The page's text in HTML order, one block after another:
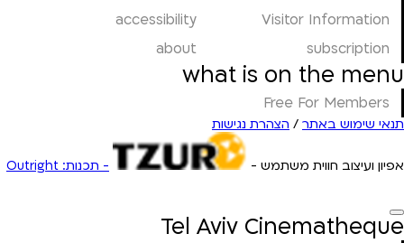
Visitor Information
accessibility
subscription
about
what is on the menu
Free For Members
תנאי שימוש באתר / הצהרת נגישות
אפיון ועיצוב חווית משתמש - - תכנות: Outright
Tel Aviv Cinematheque